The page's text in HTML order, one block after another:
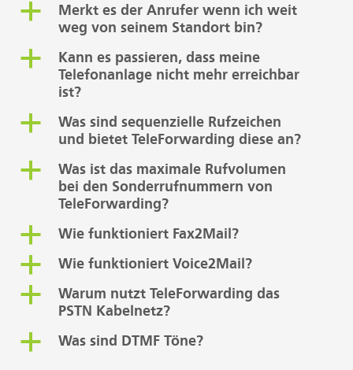
a
Merkt es der Anrufer wenn ich weit
weg von seinem Standort bin?
a
Kann es passieren, dass meine
Telefonanlage nicht mehr erreichbar
ist?
a
Was sind sequenzielle Rufzeichen
und bietet TeleForwarding diese an?
a
Was ist das maximale Rufvolumen
bei den Sonderrufnummern von
TeleForwarding?
a Wie funktioniert Fax2Mail?
a Wie funktioniert Voice2Mail?
a
Warum nutzt TeleForwarding das
PSTN Kabelnetz?
a Was sind DTMF Töne?